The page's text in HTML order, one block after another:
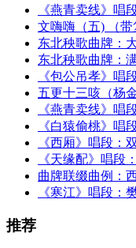
《燕青卖线》唱
文嗨嗨（五) （带
东北秧歌曲牌：
东北秧歌曲牌：
《包公吊孝》唱
五更十三咳（杨
《燕青卖线》唱
《白猿偷桃》唱
《西厢》唱段：
《天缘配》唱段
曲牌联缀曲例：
《寒江》唱段：
推荐